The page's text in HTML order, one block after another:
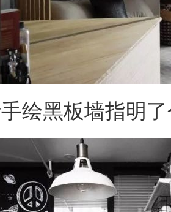
绘黑板墙指明